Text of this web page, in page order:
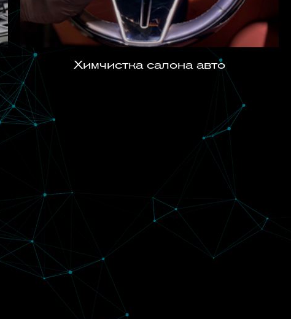
Химчистка салона авто